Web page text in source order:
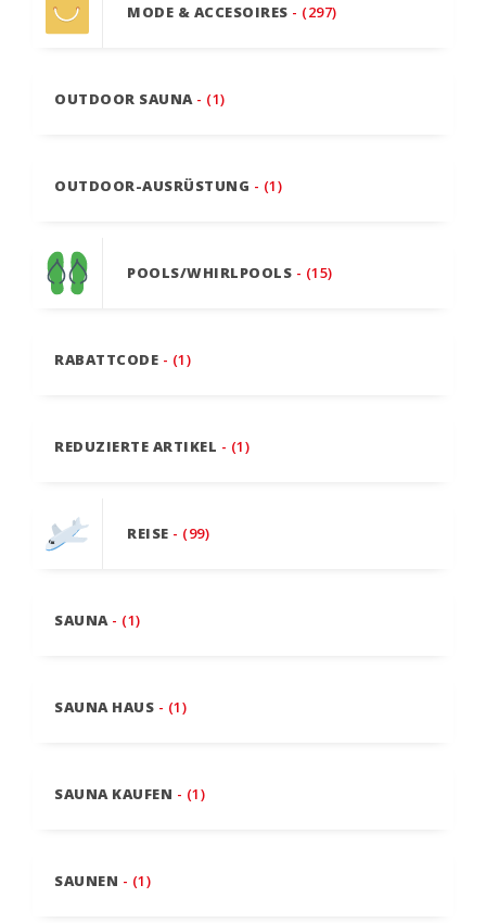
MODE & ACCESOIRES - (297)
OUTDOOR SAUNA - (1)
OUTDOOR-AUSRÜSTUNG - (1)
POOLS/WHIRLPOOLS - (15)
RABATTCODE - (1)
REDUZIERTE ARTIKEL - (1)
REISE - (99)
SAUNA - (1)
SAUNA HAUS - (1)
SAUNA KAUFEN - (1)
SAUNEN - (1)